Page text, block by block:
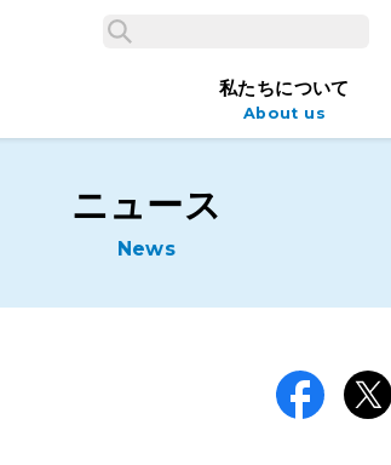
検索
私たちについて
About us
ニュース
News